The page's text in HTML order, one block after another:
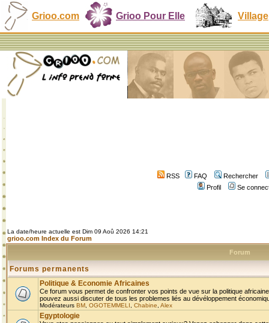
Grioo.com Grioo Pour Elle Village
RSS FAQ
Rechercher
Profil
Se
La date/heure actuelle est Dim 09 Aoû 2026 14:21
grioo.com Index du Forum
Forum
Forums permanents
Politique & Economie Africaines
Ce forum vous permet de confronter vos points de vue sur la politique
pouvez aussi discuter de tous les problemes liés au dévéloppement
Modérateurs BM OGOTEMMELI Chabine Alex
Egyptologie